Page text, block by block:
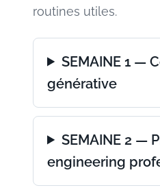
routines utiles.
SEMAINE 1 —
générative
SEMAINE 2 —
engineering